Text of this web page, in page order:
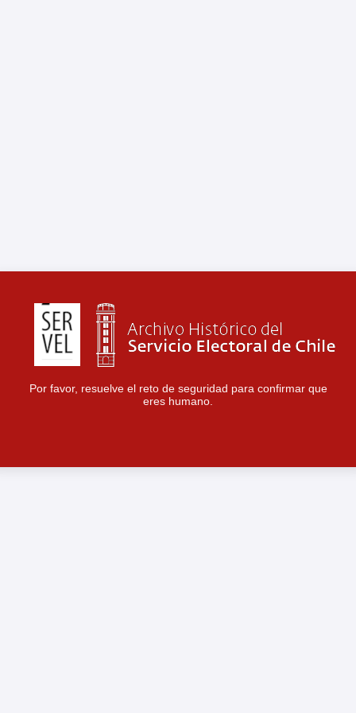
Por favor, resuelve el reto de seguridad para confirmar que
eres humano.